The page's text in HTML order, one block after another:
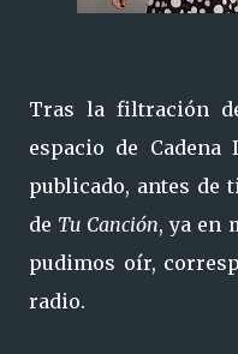
Tras la filtración
espacio de
publicado, antes de
de Tu Canción, ya en
pudimos oír,
radio.